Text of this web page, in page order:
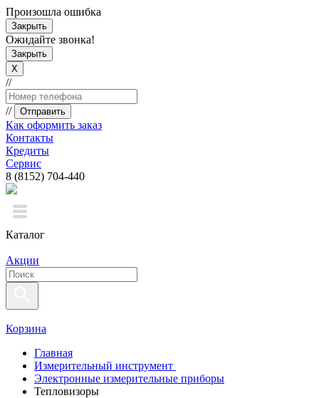
Произошла ошибка
Закрыть
Ожидайте звонка!
Закрыть
X
//
// Отправить
Как оформить заказ
Контакты
Кредиты
Сервис
8 (8152) 704-440
Каталог
Акции
Корзина
Главная
Измерительный инструмент
Электронные измерительные приборы
Тепловизоры